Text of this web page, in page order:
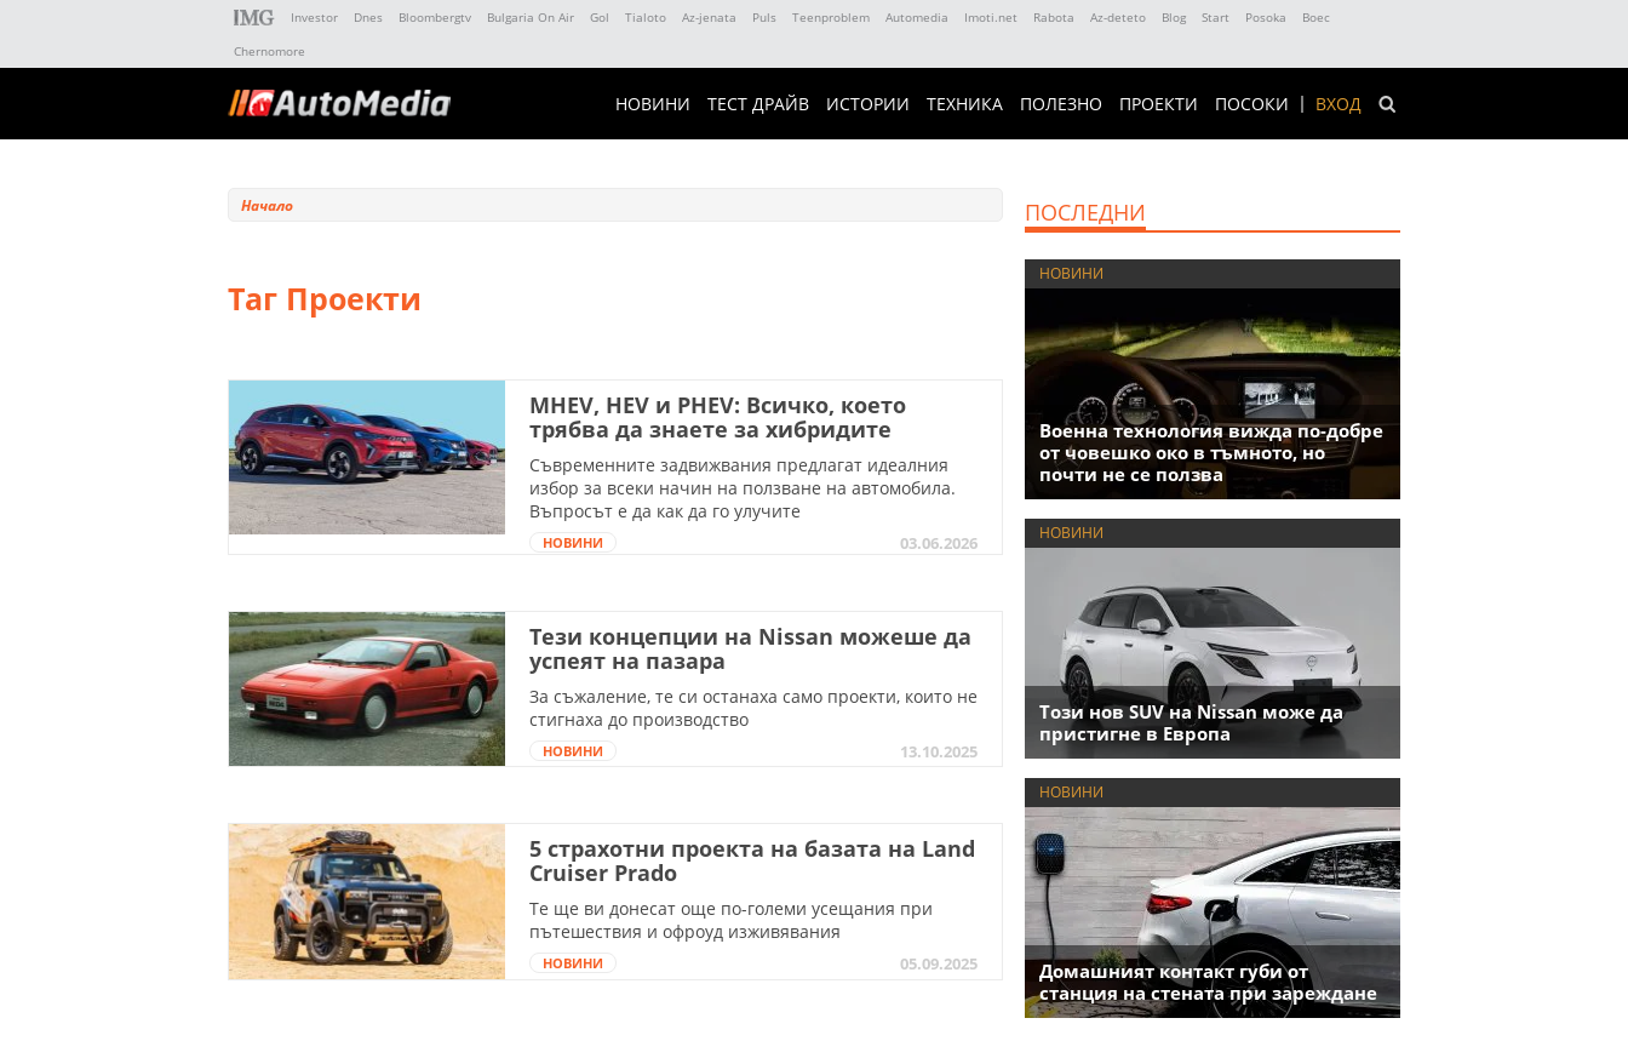
Investor Dnes Bloombergtv Bulgaria On Air Gol Tialoto Az-jenata Puls Teenproblem Automedia Imoti.net Rabota Az-deteto Blog Start Posoka
Boec
Chernomore
ВХОД
НОВИНИ ТЕСТ ДРАЙВ ИСТОРИИ ТЕХНИКА ПОЛЕЗНО ПРОЕКТИ ПОСОКИ
Начало
Таг Проекти
MHEV, HEV и PHEV: Всичко, което
трябва да знаете за хибридите
Съвременните задвижвания предлагат идеалния
избор за всеки начин на ползване на автомобила.
Въпросът е да как да го улучите
НОВИНИ 03.06.2026
Тези концепции на Nissan можеше да
успеят на пазара
За съжаление, те си останаха само проекти, които не
стигнаха до производство
НОВИНИ 13.10.2025
5 страхотни проекта на базата на Land
Cruiser Prado
Те ще ви донесат още по-големи усещания при
пътешествия и офроуд изживявания
НОВИНИ 05.09.2025
ПОСЛЕДНИ
НОВИНИ
Военна технология вижда по-добре
от човешко око в тъмното, но
почти не се ползва
НОВИНИ
Този нов SUV на Nissan може да
пристигне в Европа
НОВИНИ
Домашният контакт губи от
станция на стената при зареждане